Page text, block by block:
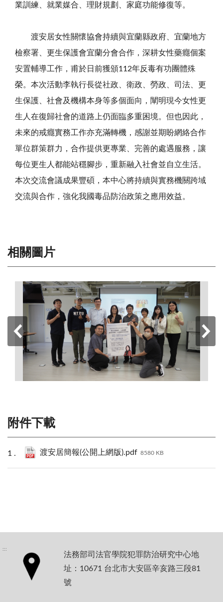
業訓練、就業媒合、理財規劃、家庭功能修復等。
渡安居女性關懷協會持續與宜蘭縣政府、宜蘭地方
檢察署、更生保護會宜蘭分會合作，深耕女性藥癮個案
安置輔導工作，甫於日前獲頒112年反毒有功團體殊
榮。本次活動李執行長從社政、衛政、勞政、司法、更
生保護、社會及機構本身等多個面向，闡明現今女性更
生人在復歸社會的道路上仍面臨多重困境。但也因此，
未來的戒癮實務工作亦充滿轉機，感謝並期盼網絡合作
單位群策群力，合作提供更專業、完善的處遇服務，讓
每位更生人都能站穩腳步，重新融入社會並自立生活。
本次交流會議成果豐碩，本中心將持續與實務機關跨域
交流與合作，強化我國毒品防治政策之應用效益。
相關圖片
附件下載
渡安居簡報(公開上網版).pdf 8580 KB
:::
法務部司法官學院犯罪防治研究中心地
址：10671 台北市大安區辛亥路三段81
號